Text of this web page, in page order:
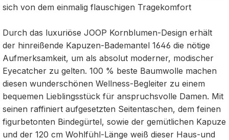
sich von dem einmalig flauschigen Tragekomfort
Durch das luxuriöse JOOP Kornblumen-Design erhält
der hinreißende Kapuzen-Bademantel 1646 die nötige
Aufmerksamkeit, um als absolut moderner, modischer
Eyecatcher zu gelten. 100 % beste Baumwolle machen
diesen wunderschönen Wellness-Begleiter zu einem
bequemen Lieblingsstück für anspruchsvolle Damen. Mit
seinen raffiniert aufgesetzten Seitentaschen, dem feinen
figurbetonten Bindegürtel, sowie der gemütlichen Kapuze
und der 120 cm Wohlfühl-Länge weiß dieser Haus-und